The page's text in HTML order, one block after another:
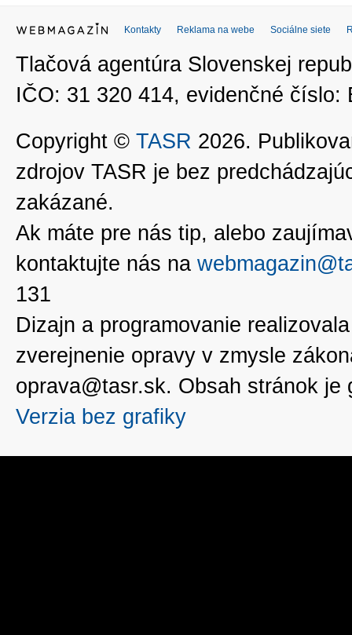
Kontakty Reklama na webe Sociálne siete
Tlačová agentúra Slovenskej
IČO: 31 320 414, evidenčné číslo:
Copyright © TASR 2026.
zdrojov TASR je bez
zakázané.
Ak máte pre nás tip, alebo
kontaktujte nás na
131
Dizajn a programovanie
zverejnenie opravy v zmysle
oprava@tasr.sk. Obsah stránok
Verzia bez grafiky